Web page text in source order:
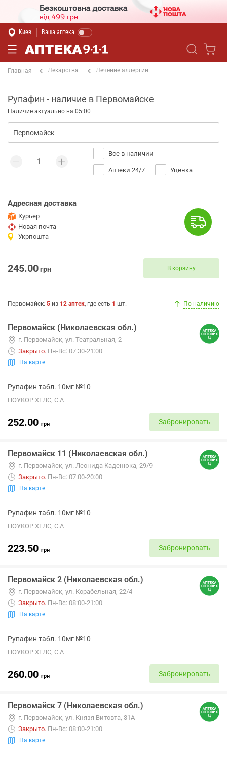
Киев Ваша аптека
Главная Лекарства Лечение аллергии
Рупафин - наличие в Первомайске
Наличие актуально на 05:00
Все в наличии
Аптеки 24/7 Уценка
Адресная доставка
Курьер
Новая почта
Укрпошта
245.00грн В корзину
Первомайск: 5 из 12 аптек, где есть 1 шт. По наличию
Первомайск (Николаевская обл.)
г. Первомайск, ул. Театральная, 2
Закрыто. Пн-Вс: 07:30-21:00
На карте
Рупафин табл. 10мг №10
НОУКОР ХЕЛС, С.А
252.00 грн Забронировать
Первомайск 11 (Николаевская обл.)
г. Первомайск, ул. Леонида Каденюка, 29/9
Закрыто. Пн-Вс: 07:00-20:00
На карте
Рупафин табл. 10мг №10
НОУКОР ХЕЛС, С.А
223.50 грн Забронировать
Первомайск 2 (Николаевская обл.)
г. Первомайск, ул. Корабельная, 22/4
Закрыто. Пн-Вс: 08:00-21:00
На карте
Рупафин табл. 10мг №10
НОУКОР ХЕЛС, С.А
260.00 грн Забронировать
Первомайск 7 (Николаевская обл.)
г. Первомайск, ул. Князя Витовта, 31А
Закрыто. Пн-Вс: 08:00-21:00
На карте